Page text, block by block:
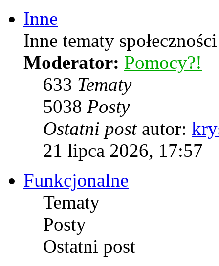
Inne
Inne tematy
Moderator: Pomocy?!
633 Tematy
5038 Posty
Ostatni postautor:
21 lipca 2026, 17:57
Funkcjonalne
Tematy
Posty
Ostatni post